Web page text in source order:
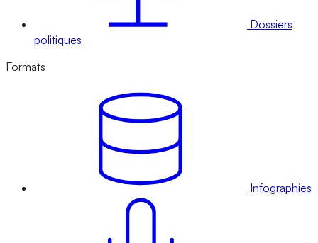
Dossiers
politiques
Formats
Infographies